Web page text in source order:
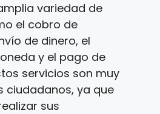
variedad de
el cobro de
de dinero, el
y el pago de
servicios son muy
ciudadanos, ya que
sus